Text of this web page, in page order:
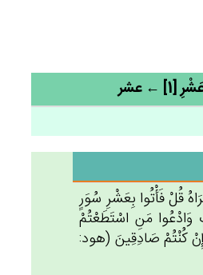
قُل‌ْ فَأْتُوا بِعَشْرِ سُوَرٍ
وَادْعُوا مَن‌ِ اسْتَطَعْتُمْ‌
كُنْتُم‌ْ صَادِقِين‌َ (هود: